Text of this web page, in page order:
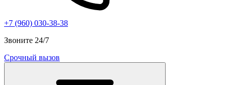
+7 (960) 030-38-38
Звоните 24/7
Срочный вызов